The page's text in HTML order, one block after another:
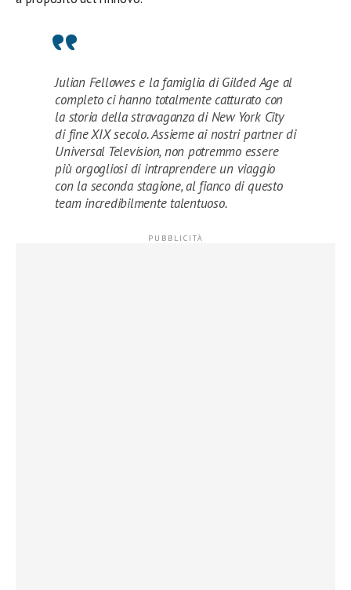
Julian Fellowes e la famiglia di Gilded Age al
completo ci hanno totalmente catturato con
la storia della stravaganza di New York City
di fine XIX secolo. Assieme ai nostri partner di
Universal Television, non potremmo essere
più orgogliosi di intraprendere un viaggio
con la seconda stagione, al fianco di questo
team incredibilmente talentuoso.